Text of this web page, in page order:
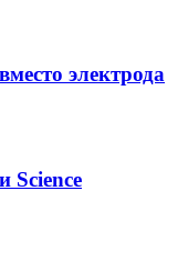
электрода
Science